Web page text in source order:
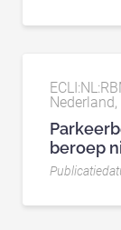
beroep